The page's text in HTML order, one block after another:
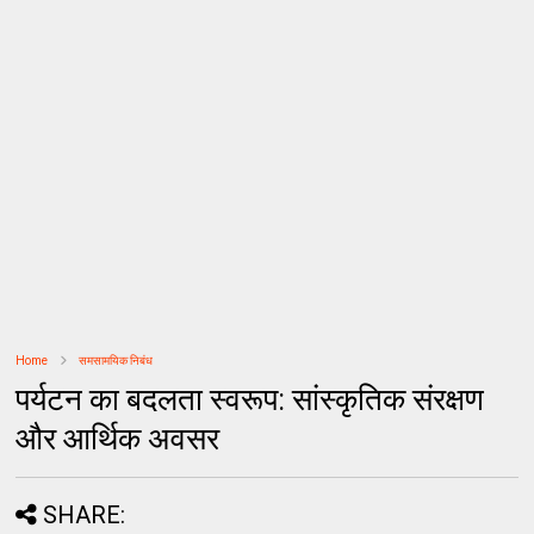
Home समसामयिक निबंध
पर्यटन का बदलता स्वरूप: सांस्कृतिक संरक्षण
और आर्थिक अवसर
SHARE: